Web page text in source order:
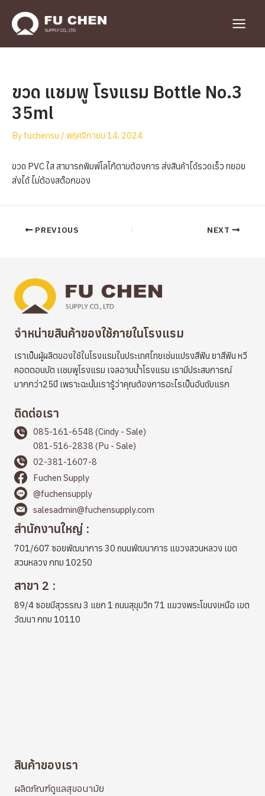
content
ขวด แชมพู โรงแรม Bottle No.3
35ml
By fuchensu / พฤศจิกายน 14, 2024
ขวด PVC ใส สามารถพิมพ์โลโก้ตามต้องการ ส่งสินค้าได้รวดเร็ว ทยอย
ส่งได้ ไม่ต้องสต๊อกของ
Post PREVIOUS NEXT
จำหน่ายสินค้าของใช้ภายในโรงแรม
เราเป็นผู้ผลิตของใช้ในโรงแรมในประเทศไทยเช่นแปรงสีฟัน ยาสีฟัน หวี
คอตตอนบัต เเชมพูโรงแรม เจลอาบน้ำโรงแรม เรามีประสบการณ์
มากกว่า25ปี เพราะฉะนั้นเรารู้ว่าคุณต้องการอะไรเป็นอันดับแรก
ติดต่อเรา
085-161-6548 (Cindy - Sale)
081-516-2838 (Pu - Sale)
02-381-1607-8
Fuchen Supply
@fuchensupply
salesadmin@fuchensupply.com
สำนักงานใหญ่ :
701/607 ซอยพัฒนาการ 30 ถนนพัฒนาการ แขวงสวนหลวง เขต
สวนหลวง กทม 10250
สาขา 2 :
89/4 ซอยมีสุวรรณ 3 แยก 1 ถนนสุขุมวิท 71 แขวงพระโขนงเหนือ เขต
วัฒนา กทม 10110
สินค้าของเรา
ผลิตภัณฑ์ดูแลสุขอนามัย